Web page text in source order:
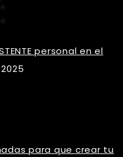
personal en el
para que crear tu